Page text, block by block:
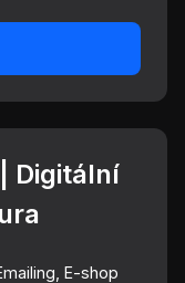
Digitální
E-shop